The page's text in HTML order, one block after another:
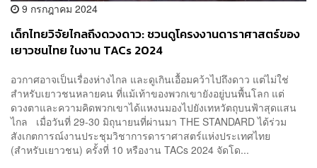
9 กรกฎาคม 2024
เด็กไทยวิจัยไกลถึงดวงดาว: ชวนดูโครงงานดาราศาสตร์ของ
เยาวชนไทย ในงาน TACs 2024
อวกาศอาจเป็นเรื่องห่างไกล และดูเกินเอื้อมคว้าไปถึงดาว แต่ไม่ใช่
สำหรับเยาวชนหลายคน ที่แม้เท้าของพวกเขายังอยู่บนพื้นโลก แต่
ดวงตาและความคิดพวกเขาได้แหงนมองไปยังเทหวัตถุบนฟ้าสุดแสน
ไกล เมื่อวันที่ 29-30 มิถุนายนที่ผ่านมา THE STANDARD ได้ร่วม
สังเกตการณ์งานประชุมวิชาการดาราศาสตร์แห่งประเทศไทย
(สำหรับเยาวชน) ครั้งที่ 10 หรืองาน TACs 2024 จัดโด...